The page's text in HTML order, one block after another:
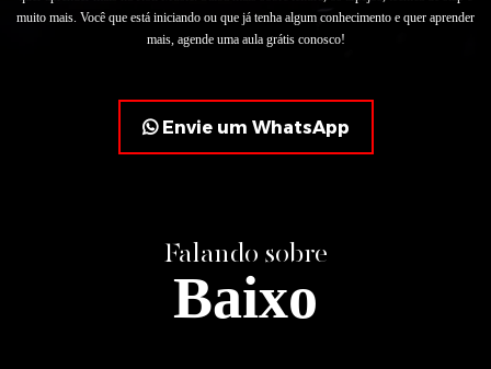
muito mais. Você que está iniciando ou que já tenha algum conhecimento e quer aprender
mais, agende uma aula grátis conosco!
Envie um WhatsApp
Falando sobre
Baixo